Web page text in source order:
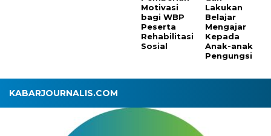
Motivasi
bagi WBP
Peserta
Rehabilitasi
Sosial
Lakukan
Belajar
Mengajar
Kepada
Anak-anak
Pengungsi
KABARJOURNALIS.COM